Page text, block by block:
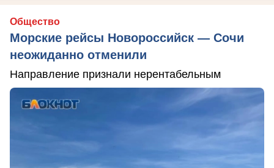
Общество
Морские рейсы Новороссийск — Сочи
неожиданно отменили
Направление признали нерентабельным